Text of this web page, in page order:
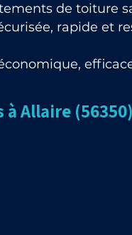
de toiture
rapide et
Allaire